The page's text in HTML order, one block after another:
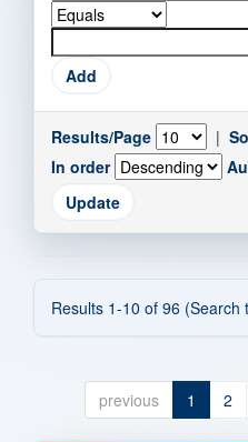
Results/Page |
In order
Results 1-10 of 96 (Search
previous 1 2